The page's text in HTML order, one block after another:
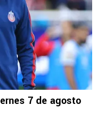
7 de agosto